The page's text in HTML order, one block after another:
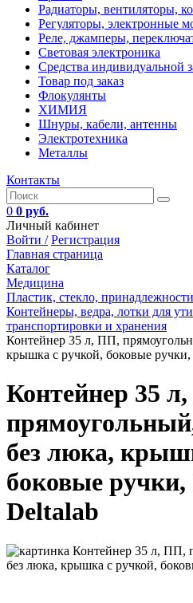
Радиаторы, вентиляторы,
Регуляторы, электронные
Реле, джамперы,
Световая электроника
Средства индивидуальной
Товар под заказ
Флокулянты
ХИМИЯ
Шнуры, кабели, антенны
Электротехника
Металлы
Контакты
0 0 руб.
Личный кабинет
Войти / Регистрация
Главная страница
Каталог
Медицина
Пластик, стекло, принадлежности
Контейнеры, ведра, лотки для
транспортировки и хранения
Контейнер 35 л, ПП,
крышка с ручкой, боковые
Контейнер 35
без люка,
боковые
Deltalab